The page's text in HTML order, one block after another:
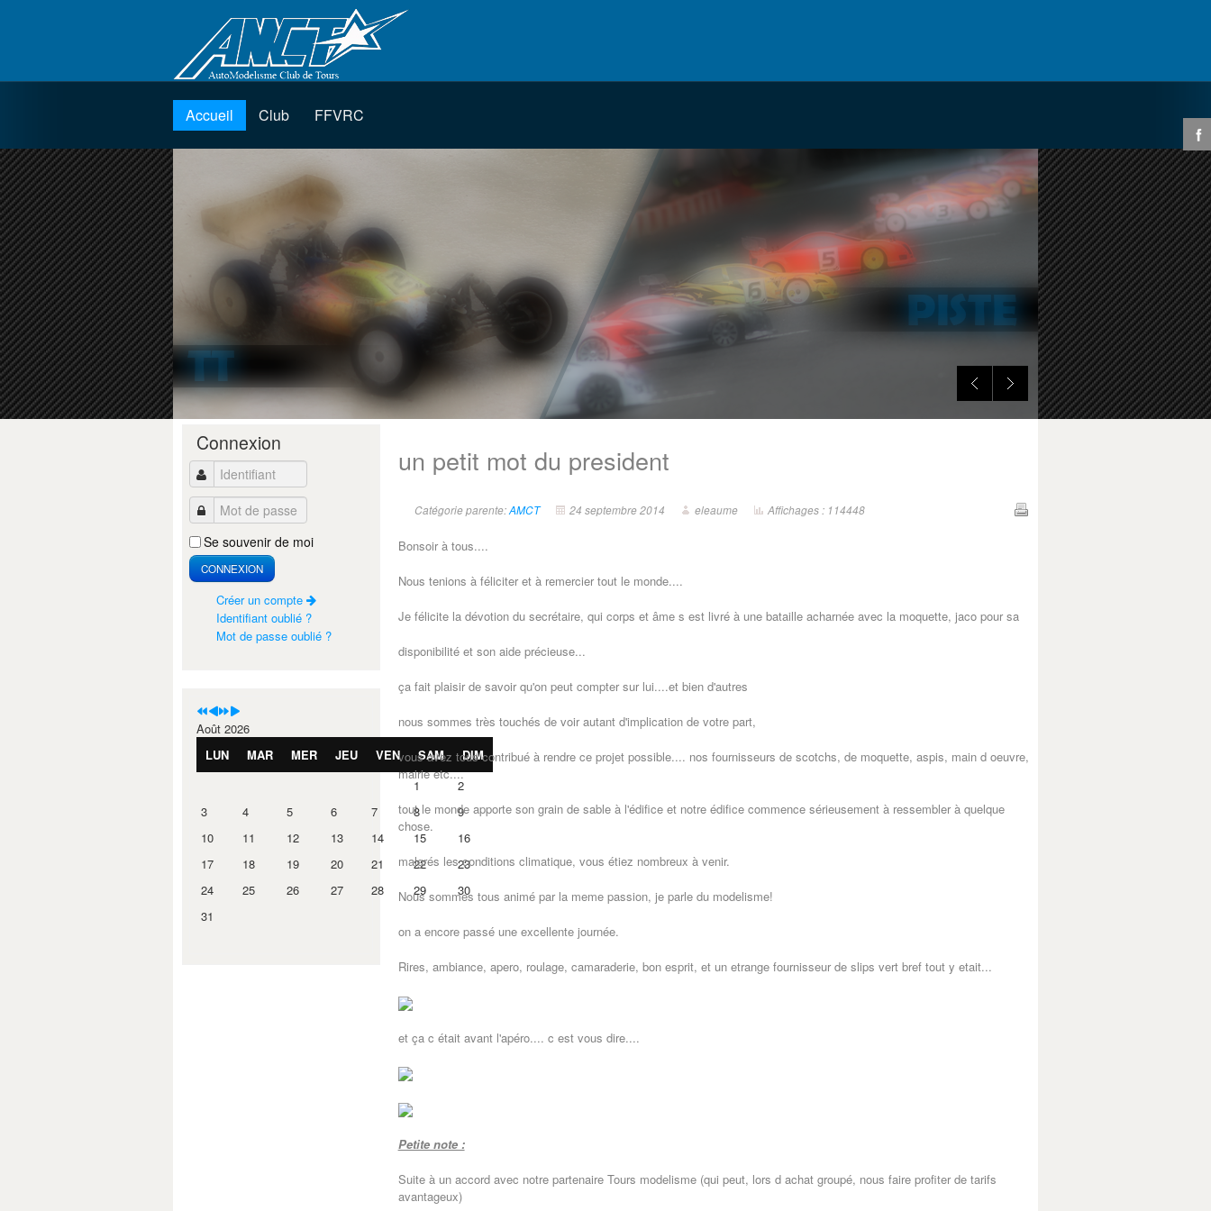
Accueil Club FFVRC
Connexion
Identifiant
Mot de passe
Se souvenir de moi
CONNEXION
Créer un compte
Identifiant oublié ?
Mot de passe oublié ?
Année
précédente
Mois
précédent
Année
suivante
Mois
suivant
Août 2026
LUN
MAR MER JEU VEN SAM
DIM
1
2
3
4 5 6 7 8
9
10
11 12 13 14 15
16
17
18 19 20 21 22
23
24
25 26 27 28 29
30
31
un petit mot du president
Catégorie parente:AMCT 24 septembre 2014 eleaume Affichages : 114448
Bonsoir à tous....
Nous tenions à féliciter et à remercier tout le monde....
Je félicitela dévotiondu secrétaire, qui corps et âmes est livré à une bataille acharnée avec la moquette, jaco pour sa
disponibilité et son aide précieuse...
ça fait plaisir de savoir qu'on peut compter sur lui....et bien d'autres
nous sommes très touchés de voir autant d'implication de votre part,
vous avez tous contribué à rendre ce projet possible.... nos fournisseurs de scotchs, de moquette, aspis, main d oeuvre,
mairie etc....
tout le monde apporte son grain de sable à l'édifice et notre édificecommence sérieusementà ressembler à quelque
chose.
malgrés les conditions climatique, vous étiez nombreux à venir.
Nous sommes tous animé par la meme passion, je parle du modelisme!
on a encore passé une excellente journée.
Rires, ambiance, apero, roulage, camaraderie, bon esprit, et un etrange fournisseur de slips vert bref tout y etait...
et ça c était avant l'apéro.... c est vous dire....
Petite note :
Suite à un accord avec notre partenaire Tours modelisme (qui peut, lors d achat groupé, nous faire profiter de tarifs
avantageux)